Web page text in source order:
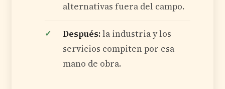
alternativas fuera del campo.
Después:la industria y los
servicios compiten por esa
mano de obra.